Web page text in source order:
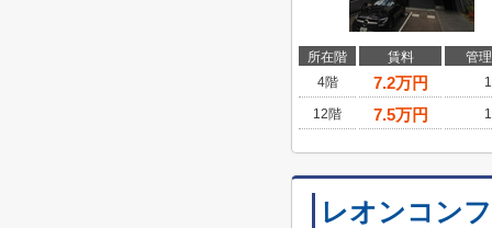
所在階 賃料
管
4階
7.2万円
12階 7.5万円
レオンコン